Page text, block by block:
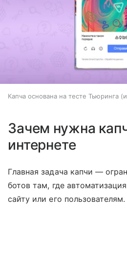
Капча основана на тесте Тьюринга
Зачем нужна
интернете
Главная задача капчи —
ботов там, где
сайту или его пользователям.